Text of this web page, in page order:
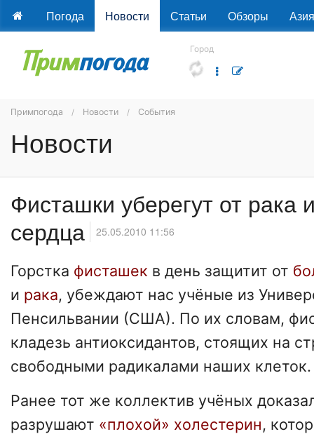
Погода Новости Статьи Обзоры Азия
Город
Примпогода Новости События
Новости
Фисташки уберегут от рака
сердца
25.05.2010 11:56
Горстка фисташек в день защитит от
и рака, убеждают нас учёные из
Пенсильвании (США). По их словам,
кладезь антиоксидантов, стоящих на
свободными радикалами наших клеток.
Ранее тот же коллектив учёных
разрушают «плохой» холестерин,